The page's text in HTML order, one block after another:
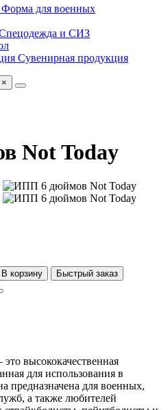
Форма для военных
и СИЗ
Сувенирная продукция
×
Not Today
В корзину
Быстрый заказ
высококачественная
для использования в
предназначена для военных,
а также любителей